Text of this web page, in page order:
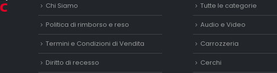
Chi Siamo
Politica di rimborso e reso
Termini e Condizioni di Vendita
Diritto di recesso
Tutte le categorie
Audio e Video
Carrozzeria
Cerchi